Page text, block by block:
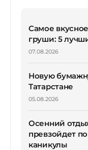
Самое
груши: 5
07.08.2026
Новую
Татарстане
05.08.2026
Осенний
превзойдет
каникулы